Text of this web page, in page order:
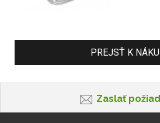
PREJSŤ K
Zaslať